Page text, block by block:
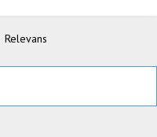
Relevans